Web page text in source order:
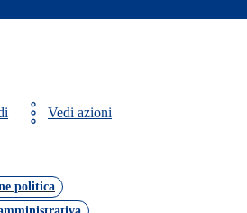
Vedi azioni
politica